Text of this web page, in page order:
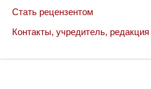
Стать рецензентом
Контакты, учредитель, редакция